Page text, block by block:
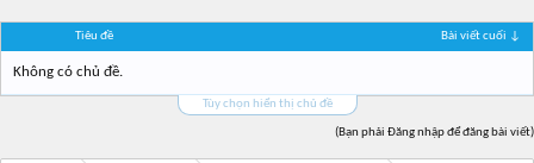
Tiêu đề Bài viết cuối ↓
Không có chủ đề.
Tùy chọn hiển thị chủ đề
(Bạn phải Đăng nhập để đăng bài viết)